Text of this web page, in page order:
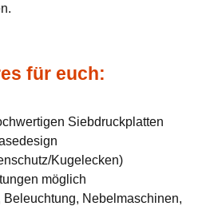
für euch:
Siebdruckplatten
Kugelecken)
möglich
Beleuchtung, Nebelmaschinen,